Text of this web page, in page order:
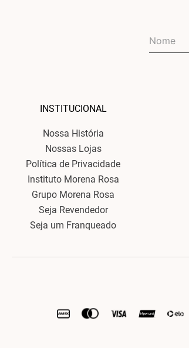
INSTITUCIONAL
Nossa História
Nossas Lojas
Política de Privacidade
Instituto Morena Rosa
Grupo Morena Rosa
Seja Revendedor
Seja um Franqueado